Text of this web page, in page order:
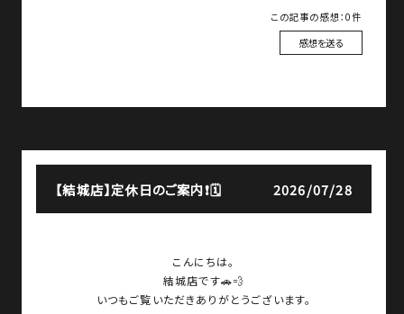
この記事の感想：0件
感想を送る
【結城店】定休日のご案内❗🗓️ 2026/07/28
こんにちは。
結城店です🚗💨
いつもご覧いただきありがとうございます。